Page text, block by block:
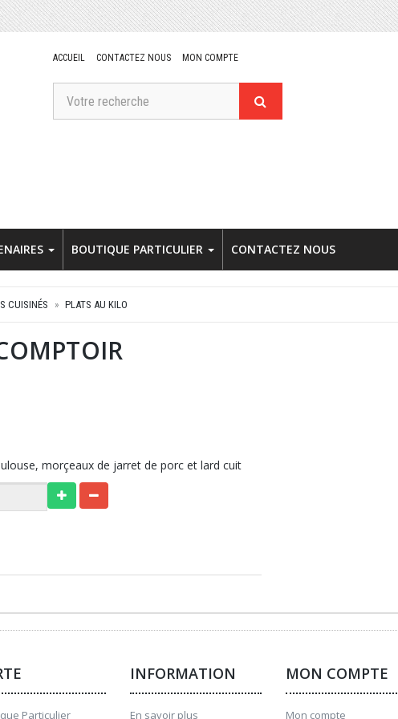
ACCUEIL CONTACTEZ NOUS MON COMPTE
BOUTIQUE PARTICULIER CONTACTEZ NOUS
CUISINÉS PLATS AU KILO
morçeaux de jarret de porc et lard cuit
Particulier
INFORMATION
En savoir plus
MON COMPTE
Mon compte